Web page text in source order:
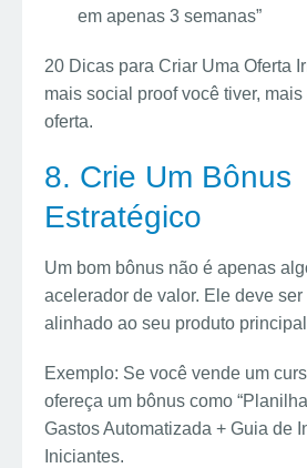
em apenas 3 semanas”
20 Dicas para Criar Uma Oferta
mais social proof você tiver,
oferta.
8. Crie Um Bônus
Estratégico
Um bom bônus não é apenas
acelerador de valor. Ele deve
alinhado ao seu produto
Exemplo: Se você vende um
ofereça um bônus como
Gastos Automatizada + Guia de
Iniciantes.